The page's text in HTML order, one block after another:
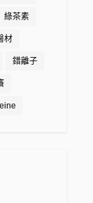
綠茶素
材
錯離子